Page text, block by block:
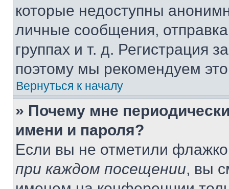
которые недоступны
личные сообщения,
группах и т. д. Регистрация
поэтому мы рекомендуем
Вернуться к началу
» Почему мне
имени и пароля?
Если вы не отметили
при каждом посещении, вы